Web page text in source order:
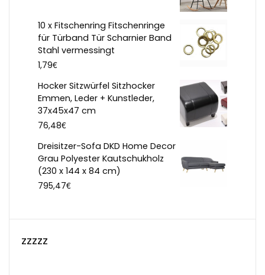
10 x Fitschenring Fitschenringe
für Türband Tür Scharnier Band
Stahl vermessingt
1,79€
Hocker Sitzwürfel Sitzhocker
Emmen, Leder + Kunstleder,
37x45x47 cm
76,48€
Dreisitzer-Sofa DKD Home Decor
Grau Polyester Kautschukholz
(230 x 144 x 84 cm)
795,47€
zzzzz